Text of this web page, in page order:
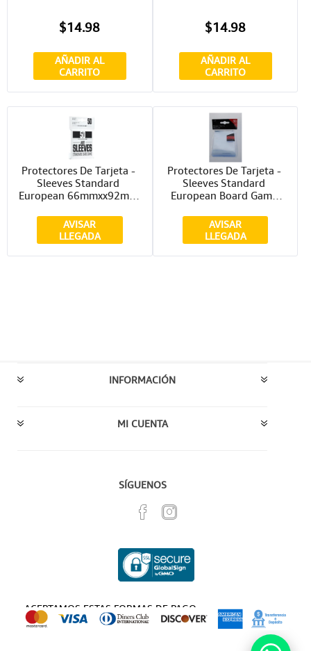
$14.98
AÑADIR AL
CARRITO
$14.98
AÑADIR AL
CARRITO
Protectores De Tarjeta -
Sleeves Standard
European 66mmxx92mm
AVISAR
LLEGADA
Protectores De Tarjeta -
Sleeves Standard
European Board Game
Pro
AVISAR
LLEGADA
INFORMACIÓN
MI CUENTA
SÍGUENOS
ACEPTAMOS ESTAS FORMAS DE PAGO